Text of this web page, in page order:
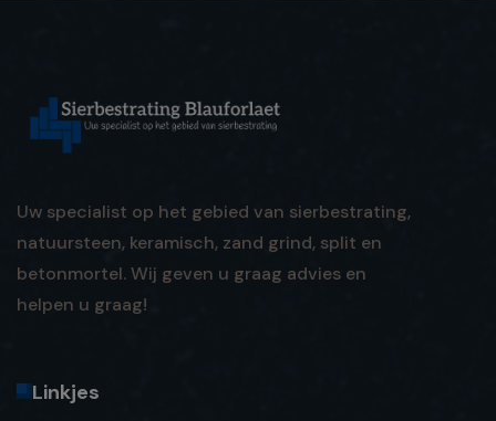
Uw specialist op het gebied van sierbestrating,
natuursteen, keramisch, zand grind, split en
betonmortel. Wij geven u graag advies en
helpen u graag!
Linkjes